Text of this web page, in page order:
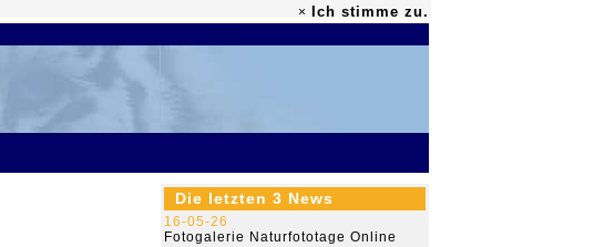
× Ich stimme zu.
Die letzten 3 News
16-05-26
Fotogalerie Naturfototage Online